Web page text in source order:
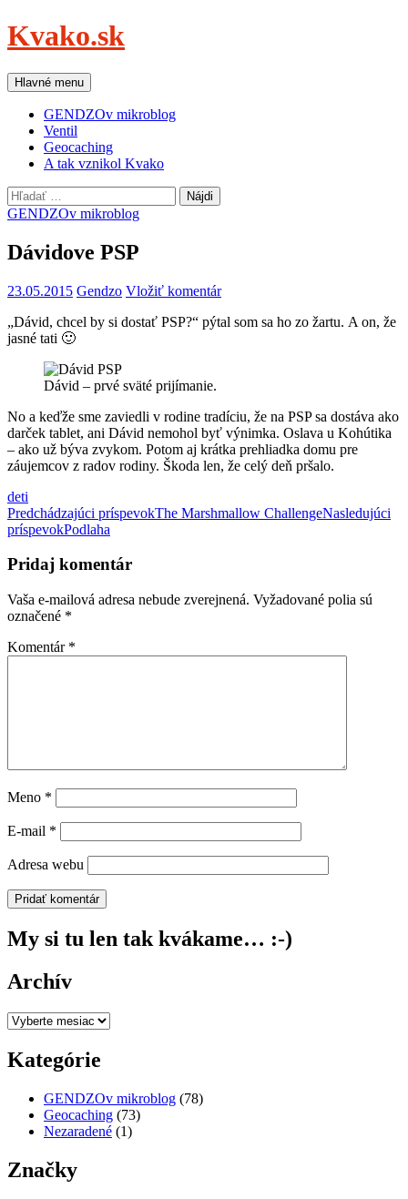
Preskočiť
na
Kvako.sk
Hľadať
Hlavné menu
GENDZOv mikroblog
Ventil
Geocaching
A tak vznikol Kvako
Hľadať:
GENDZOv mikroblog
Dávidove PSP
23.05.2015 Gendzo Vložiť komentár
„Dávid, chcel by si dostať PSP?“ pýtal som sa ho zo žartu. A on, že
jasné tati 🙂
Dávid – prvé sväté prijímanie.
No a keďže sme zaviedli v rodine tradíciu, že na PSP sa dostáva ako
darček tablet, ani Dávid nemohol byť výnimka. Oslava u Kohútika
– ako už býva zvykom. Potom aj krátka prehliadka domu pre
záujemcov z radov rodiny. Škoda len, že celý deň pršalo.
deti
Navigácia
článkami
Predchádzajúci príspevokThe Marshmallow ChallengeNasledujúci
príspevokPodlaha
Pridaj komentár
Vaša e-mailová adresa nebude zverejnená. Vyžadované polia sú
označené *
Komentár *
Meno *
E-mail *
Adresa webu
My si tu len tak kvákame… :-)
Archív
Archív
Kategórie
GENDZOv mikroblog (78)
Geocaching (73)
Nezaradené (1)
Značky